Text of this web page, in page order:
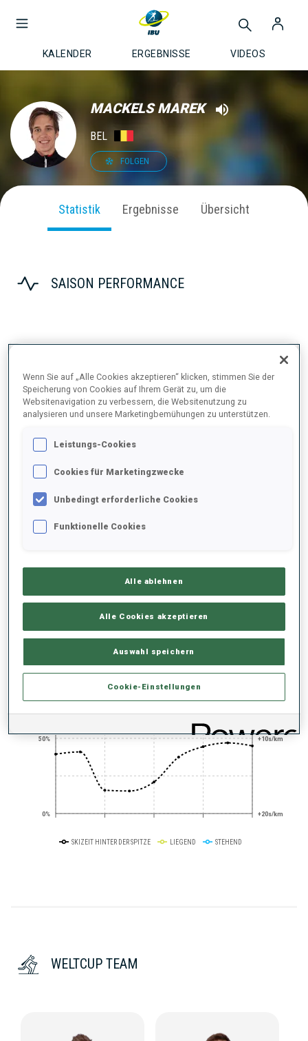
KALENDER ERGEBNISSE VIDEOS
MACKELS MAREK
BEL
FOLGEN
Statistik Ergebnisse Übersicht
SAISON PERFORMANCE
PERFORMANCE
SKIZEIT HINTER DER SPITZE
LIEGENDSCHIESSEN
PERFORMANCE TREND
0%
50%
100%
+10s/km
+20s/km
SKIZEIT HINTER DER SPITZE LIEGEND STEHEND
WELTCUP TEAM
Wenn Sie auf „Alle Cookies akzeptieren“ klicken, stimmen Sie der
Speicherung von Cookies auf Ihrem Gerät zu, um die
Websitenavigation zu verbessern, die Websitenutzung zu
analysieren und unsere Marketingbemühungen zu unterstützen.
Leistungs-Cookies
Cookies für Marketingzwecke
Unbedingt erforderliche Cookies
Funktionelle Cookies
Alle ablehnen
Alle Cookies akzeptieren
Auswahl speichern
Cookie-Einstellungen